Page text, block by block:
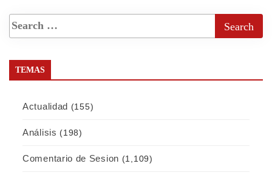
TEMAS
Actualidad (155)
Análisis (198)
Comentario de Sesion (1,109)